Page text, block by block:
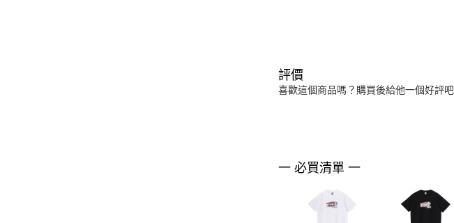
評價
喜歡這個商品嗎？購買後給他一個好評吧
一 必買清單 一